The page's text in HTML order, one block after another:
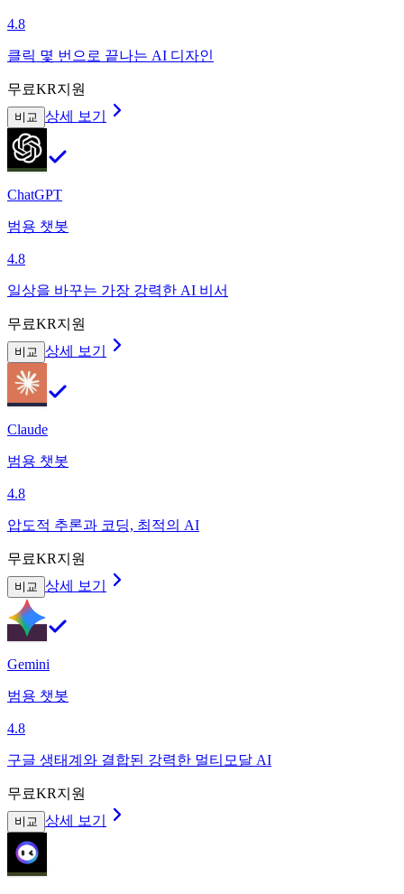
4.8
클릭 몇 번으로 끝나는 AI 디자인
무료KR지원
비교 상세 보기
ChatGPT
범용 챗봇
4.8
일상을 바꾸는 가장 강력한 AI 비서
무료KR지원
비교 상세 보기
Claude
범용 챗봇
4.8
압도적 추론과 코딩, 최적의 AI
무료KR지원
비교 상세 보기
Gemini
범용 챗봇
4.8
구글 생태계와 결합된 강력한 멀티모달 AI
무료KR지원
비교 상세 보기